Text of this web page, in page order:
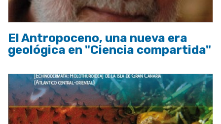
El Antropoceno, una nueva era
geológica en "Ciencia compartida"